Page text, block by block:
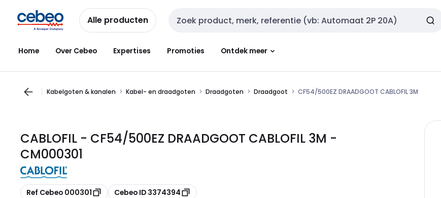
naar
navigatie
naar
inhoud
Alle producten Zoekveld invoer
Home Over Cebeo Expertises Promoties Ontdek meer
Kabelgoten & kanalen Kabel- en draadgoten Draadgoten Draadgoot CF54/500EZ DRAADGOOT CABLOFIL 3M
CABLOFIL - CF54/500EZ DRAADGOOT CABLOFIL 3M -
CM000301
Kopiëren
Ref Cebeo 000301 Kopiëren
Cebeo ID 3374394